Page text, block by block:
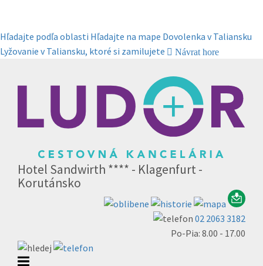
Hľadajte podľa oblasti Hľadajte na mape Dovolenka v Taliansku
Lyžovanie v Taliansku, ktoré si zamilujete
Návrat hore
Hotel Sandwirth **** - Klagenfurt -
Korutánsko
02 2063 3182
Po-Pia: 8.00 - 17.00